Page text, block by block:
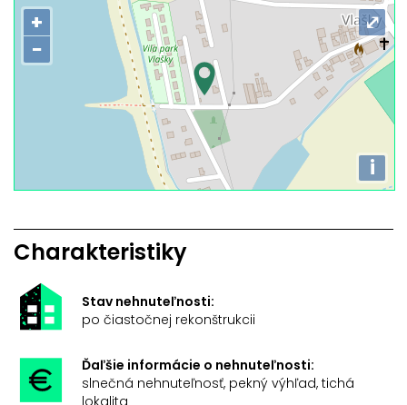
+
−
i
⤢
Charakteristiky
Stav nehnuteľnosti:
po čiastočnej rekonštrukcii
Ďaľšie informácie o nehnuteľnosti:
slnečná nehnuteľnosť, pekný výhľad, tichá